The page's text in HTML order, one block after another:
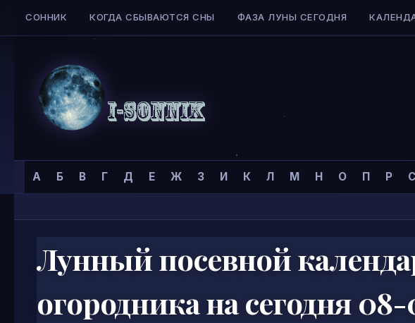
Skip to content
СОННИК КОГДА СБЫВАЮТСЯ СНЫ ФАЗА ЛУНЫ СЕГОДНЯ
Сонник
I-
А Б В Г Д Е Ж З И К Л М Н О П Р С
Главная страница
Лунный посевной
огородника на сегодня